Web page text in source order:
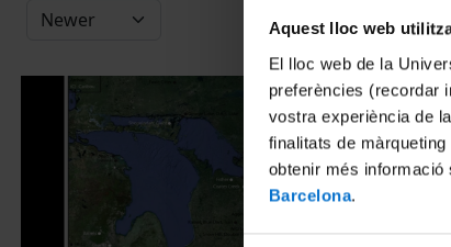
Aquest lloc web
El lloc web de la
preferències (recordar
vostra experiència de
finalitats de
obtenir més informació
Barcelona.